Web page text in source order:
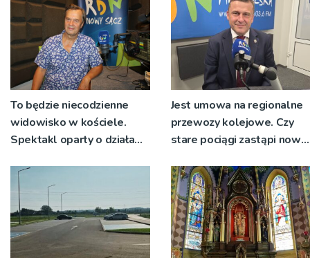
To będzie niecodzienne
widowisko w kościele.
Spektakl oparty o działa
Jest umowa na regionalne
przewozy kolejowe. Czy
stare pociągi zastąpi nowy